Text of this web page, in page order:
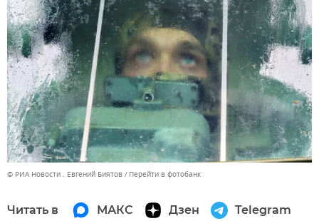
© РИА Новости . Евгений Биятов Перейти в фотобанк
Читать в МАКС Дзен Telegram